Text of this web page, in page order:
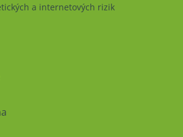
a internetových rizik